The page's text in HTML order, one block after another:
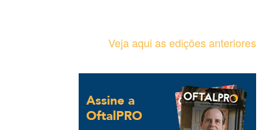
Veja aqui as edições anteriores